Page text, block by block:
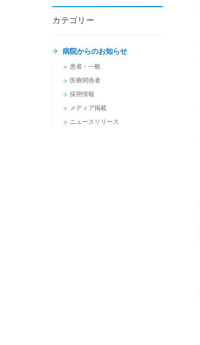
カテゴリー
病院からのお知らせ
患者・一般
医療関係者
採用情報
メディア掲載
ニュースリリース